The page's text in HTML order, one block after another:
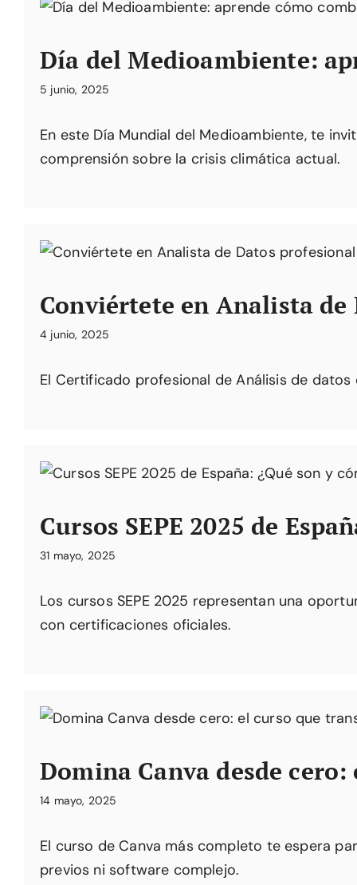
Día del Medioambiente:
5 junio, 2025
En este Día Mundial del Medioambiente, te
comprensión sobre la crisis climática actual.
Conviértete en Analista
4 junio, 2025
El Certificado profesional de Análisis de
Cursos SEPE 2025 de
31 mayo, 2025
Los cursos SEPE 2025 representan una
con certificaciones oficiales.
Domina Canva desde
14 mayo, 2025
El curso de Canva más completo te espera
previos ni software complejo.